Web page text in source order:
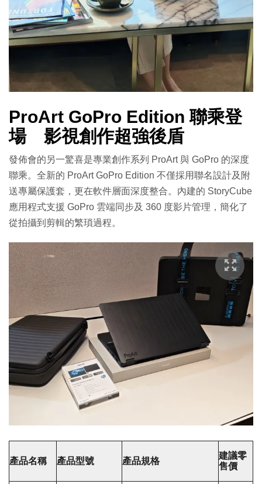
ProArt GoPro Edition 聯乘登
場 影視創作超強後盾
發佈會的另一驚喜是專業創作系列 ProArt 與 GoPro 的深度
聯乘。全新的 ProArt GoPro Edition 不僅採用聯名設計及附
送專屬保護套，更在軟件層面深度整合。內建的 StoryCube
應用程式支援 GoPro 雲端同步及 360 度影片管理，簡化了
從拍攝到剪輯的繁瑣過程。
產品名稱 產品型號 產品規格
建議零
售價